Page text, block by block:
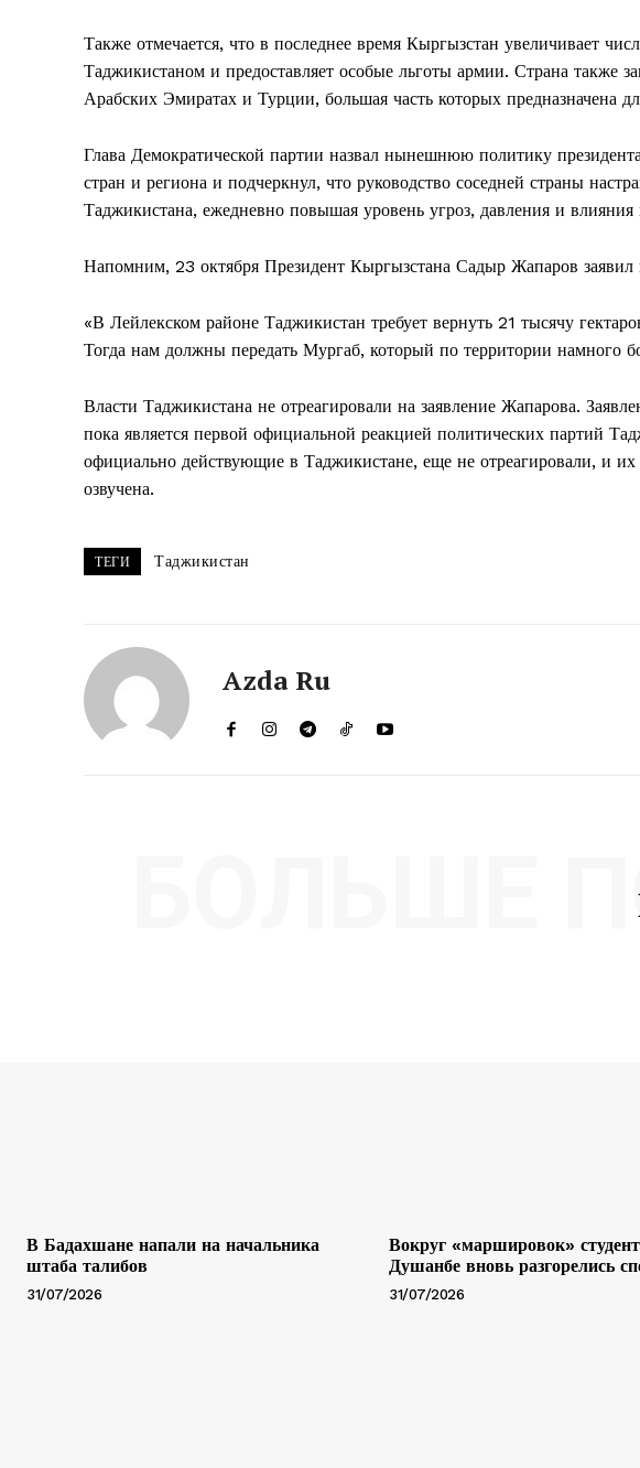
Также отмечается, что в последнее время Кыргызстан увеличивает
Таджикистаном и предоставляет особые льготы армии. Страна также
Арабских Эмиратах и ​​Турции, большая часть которых предназначена
Глава Демократической партии назвал нынешнюю политику
стран и региона и подчеркнул, что руководство соседней страны
Таджикистана, ежедневно повышая уровень угроз, давления и
Напомним, 23 октября Президент Кыргызстана Садыр Жапаров
«В Лейлекском районе Таджикистан требует вернуть 21 тысячу
Тогда нам должны передать Мургаб, который по территории намного
Власти Таджикистана не отреагировали на заявление Жапарова.
пока является первой официальной реакцией политических партий
официально действующие в Таджикистане, еще не отреагировали, и
озвучена.
ТЕГИ Таджикистан
Azda Ru
БОЛЬШЕ
В Бадахшане напали на начальника
штаба талибов
31/07/2026
Вокруг «маршировок»
Душанбе вновь разгорелись
31/07/2026